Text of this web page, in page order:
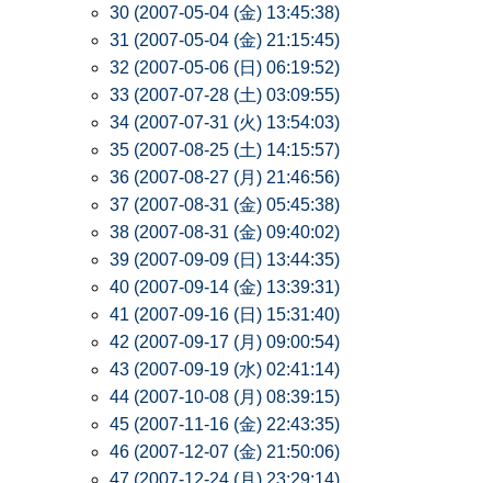
30 (2007-05-04 (金) 13:45:38)
31 (2007-05-04 (金) 21:15:45)
32 (2007-05-06 (日) 06:19:52)
33 (2007-07-28 (土) 03:09:55)
34 (2007-07-31 (火) 13:54:03)
35 (2007-08-25 (土) 14:15:57)
36 (2007-08-27 (月) 21:46:56)
37 (2007-08-31 (金) 05:45:38)
38 (2007-08-31 (金) 09:40:02)
39 (2007-09-09 (日) 13:44:35)
40 (2007-09-14 (金) 13:39:31)
41 (2007-09-16 (日) 15:31:40)
42 (2007-09-17 (月) 09:00:54)
43 (2007-09-19 (水) 02:41:14)
44 (2007-10-08 (月) 08:39:15)
45 (2007-11-16 (金) 22:43:35)
46 (2007-12-07 (金) 21:50:06)
47 (2007-12-24 (月) 23:29:14)